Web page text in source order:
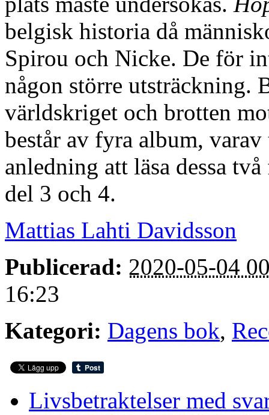
belgisk historia då
Spirou och Nicke. De för
någon större utsträckning.
världskriget och brotten
består av fyra album,
anledning att läsa dessa
del 3 och 4.
Mattias Lahti Davidsson
Publicerad: 2020-05-04
16:23
Kategori: Dagens bok,
Livsbetraktelser med